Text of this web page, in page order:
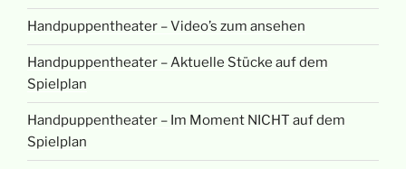
Handpuppentheater – Video’s zum ansehen
Handpuppentheater – Aktuelle Stücke auf dem
Spielplan
Handpuppentheater – Im Moment NICHT auf dem
Spielplan